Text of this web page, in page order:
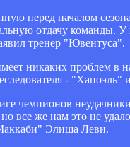
перед началом
отдачу команды. У
тренер "Ювентуса".
никаких проблем в
-
чемпионов
все же нам это не
Элиша Леви.